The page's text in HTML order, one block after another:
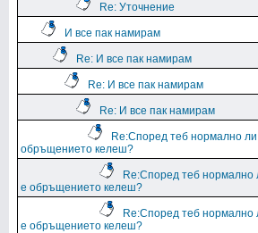
Re: Уточнение
И все пак намирам
Re: И все пак намирам
Re: И все пак намирам
Re: И все пак намирам
Re:Според теб нормално
обръщението келеш?
Re:Според теб нормално
е обръщението келеш?
Re:Според теб нормално
е обръщението келеш?